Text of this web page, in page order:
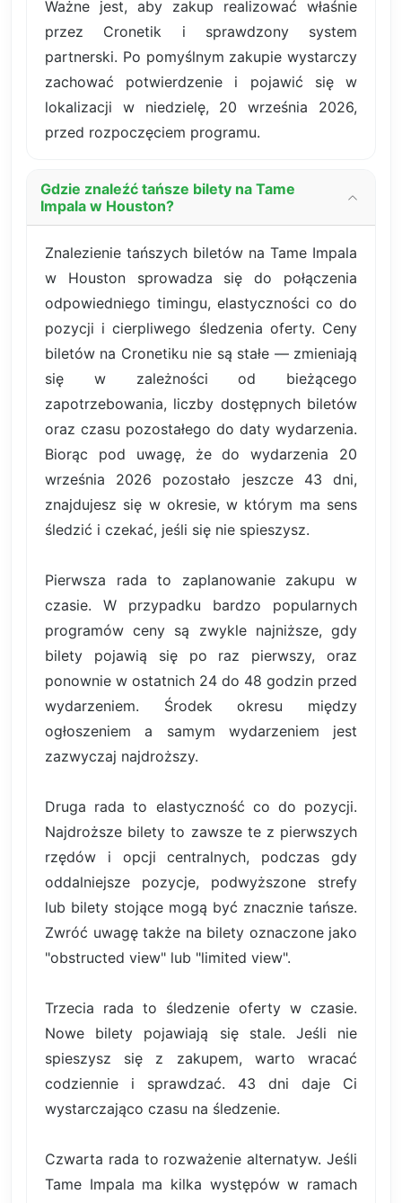
Ważne jest, aby zakup realizować właśnie
przez Cronetik i sprawdzony system
partnerski. Po pomyślnym zakupie wystarczy
zachować potwierdzenie i pojawić się w
lokalizacji w niedzielę, 20 września 2026,
przed rozpoczęciem programu.
Gdzie znaleźć tańsze bilety na Tame
Impala w Houston?
Znalezienie tańszych biletów na Tame Impala
w Houston sprowadza się do połączenia
odpowiedniego timingu, elastyczności co do
pozycji i cierpliwego śledzenia oferty. Ceny
biletów na Cronetiku nie są stałe — zmieniają
się w zależności od bieżącego
zapotrzebowania, liczby dostępnych biletów
oraz czasu pozostałego do daty wydarzenia.
Biorąc pod uwagę, że do wydarzenia 20
września 2026 pozostało jeszcze 43 dni,
znajdujesz się w okresie, w którym ma sens
śledzić i czekać, jeśli się nie spieszysz.
Pierwsza rada to zaplanowanie zakupu w
czasie. W przypadku bardzo popularnych
programów ceny są zwykle najniższe, gdy
bilety pojawią się po raz pierwszy, oraz
ponownie w ostatnich 24 do 48 godzin przed
wydarzeniem. Środek okresu między
ogłoszeniem a samym wydarzeniem jest
zazwyczaj najdroższy.
Druga rada to elastyczność co do pozycji.
Najdroższe bilety to zawsze te z pierwszych
rzędów i opcji centralnych, podczas gdy
oddalniejsze pozycje, podwyższone strefy
lub bilety stojące mogą być znacznie tańsze.
Zwróć uwagę także na bilety oznaczone jako
"obstructed view" lub "limited view".
Trzecia rada to śledzenie oferty w czasie.
Nowe bilety pojawiają się stale. Jeśli nie
spieszysz się z zakupem, warto wracać
codziennie i sprawdzać. 43 dni daje Ci
wystarczająco czasu na śledzenie.
Czwarta rada to rozważenie alternatyw. Jeśli
Tame Impala ma kilka występów w ramach